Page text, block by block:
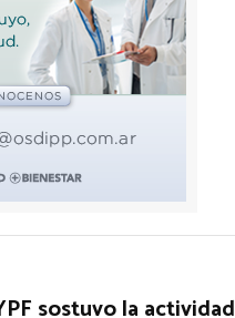
sostuvo la actividad